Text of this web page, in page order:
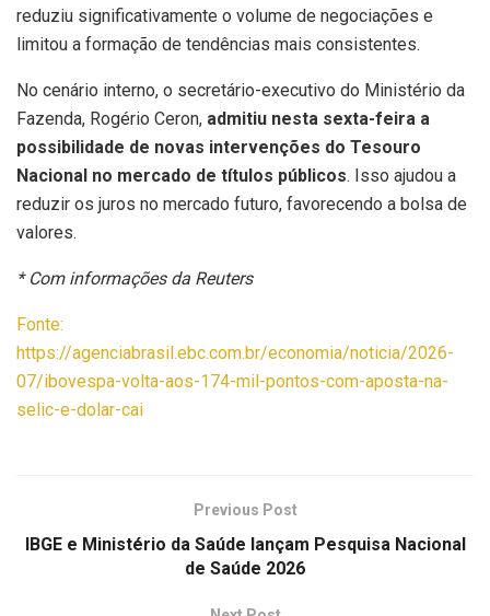
reduziu significativamente o volume de negociações e
limitou a formação de tendências mais consistentes.
No cenário interno, o secretário-executivo do Ministério da
Fazenda, Rogério Ceron, admitiu nesta sexta-feira a
possibilidade de novas intervenções do Tesouro
Nacional no mercado de títulos públicos. Isso ajudou a
reduzir os juros no mercado futuro, favorecendo a bolsa de
valores.
* Com informações da Reuters
Fonte:
https://agenciabrasil.ebc.com.br/economia/noticia/2026-
07/ibovespa-volta-aos-174-mil-pontos-com-aposta-na-
selic-e-dolar-cai
Previous Post
IBGE e Ministério da Saúde lançam Pesquisa Nacional
de Saúde 2026